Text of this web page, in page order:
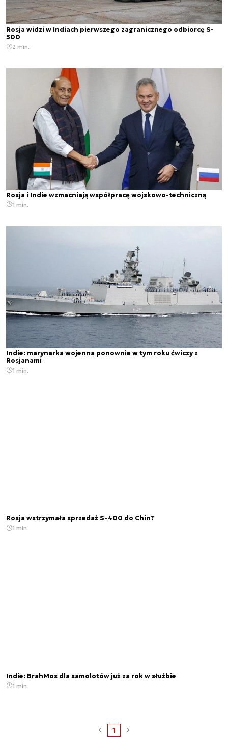
Rosja widzi w Indiach pierwszego zagranicznego odbiorcę S-
500
2 min.
Rosja i Indie wzmacniają współpracę wojskowo-techniczną
1 min.
Indie: marynarka wojenna ponownie w tym roku ćwiczy z
Rosjanami
1 min.
Rosja wstrzymała sprzedaż S-400 do Chin?
1 min.
Indie: BrahMos dla samolotów już za rok w służbie
1 min.
1